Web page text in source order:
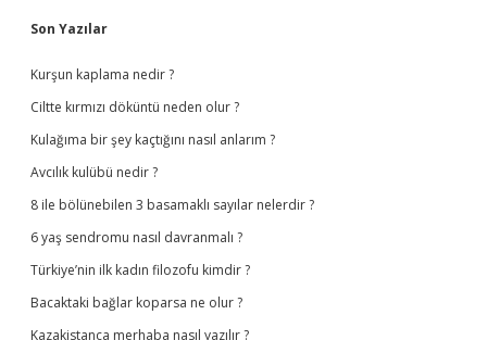
Sidebar
Son Yazılar
Kurşun kaplama nedir ?
Ciltte kırmızı döküntü neden olur ?
Kulağıma bir şey kaçtığını nasıl anlarım ?
Avcılık kulübü nedir ?
8 ile bölünebilen 3 basamaklı sayılar nelerdir ?
6 yaş sendromu nasıl davranmalı ?
Türkiye’nin ilk kadın filozofu kimdir ?
Bacaktaki bağlar koparsa ne olur ?
Kazakistanca merhaba nasıl yazılır ?